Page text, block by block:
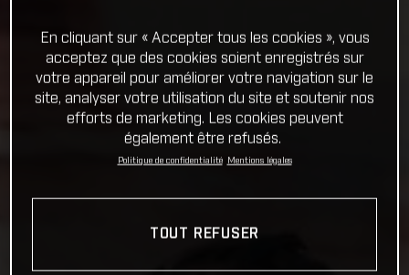
En cliquant sur « Accepter tous les cookies », vous
acceptez que des cookies soient enregistrés sur
votre appareil pour améliorer votre navigation sur le
site, analyser votre utilisation du site et soutenir nos
efforts de marketing. Les cookies peuvent
également être refusés.
Politique de confidentialité Mentions légales
TOUT REFUSER